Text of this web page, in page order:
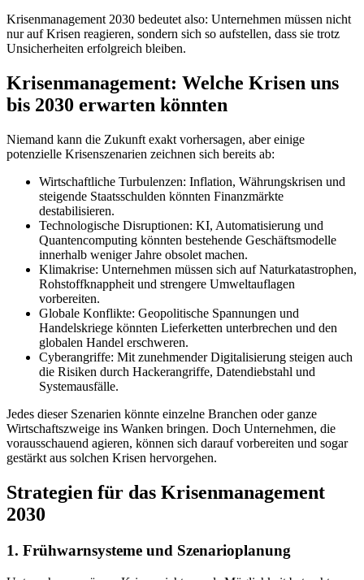
Krisenmanagement 2030 bedeutet also: Unternehmen müssen nicht
nur auf Krisen reagieren, sondern sich so aufstellen, dass sie trotz
Unsicherheiten erfolgreich bleiben.
Krisenmanagement: Welche Krisen uns
bis 2030 erwarten könnten
Niemand kann die Zukunft exakt vorhersagen, aber einige
potenzielle Krisenszenarien zeichnen sich bereits ab:
Wirtschaftliche Turbulenzen: Inflation, Währungskrisen und
steigende Staatsschulden könnten Finanzmärkte
destabilisieren.
Technologische Disruptionen: KI, Automatisierung und
Quantencomputing könnten bestehende Geschäftsmodelle
innerhalb weniger Jahre obsolet machen.
Klimakrise: Unternehmen müssen sich auf Naturkatastrophen,
Rohstoffknappheit und strengere Umweltauflagen
vorbereiten.
Globale Konflikte: Geopolitische Spannungen und
Handelskriege könnten Lieferketten unterbrechen und den
globalen Handel erschweren.
Cyberangriffe: Mit zunehmender Digitalisierung steigen auch
die Risiken durch Hackerangriffe, Datendiebstahl und
Systemausfälle.
Jedes dieser Szenarien könnte einzelne Branchen oder ganze
Wirtschaftszweige ins Wanken bringen. Doch Unternehmen, die
vorausschauend agieren, können sich darauf vorbereiten und sogar
gestärkt aus solchen Krisen hervorgehen.
Strategien für das Krisenmanagement
2030
1. Frühwarnsysteme und Szenarioplanung